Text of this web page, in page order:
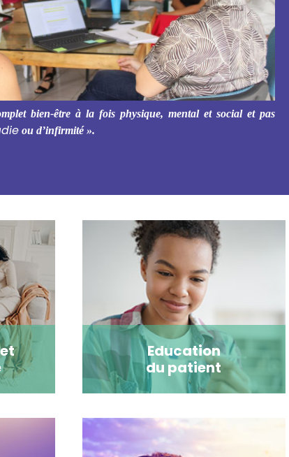
bien-être à la fois physique, mental et social et pas
ou d’infirmité ».
Education
du patient